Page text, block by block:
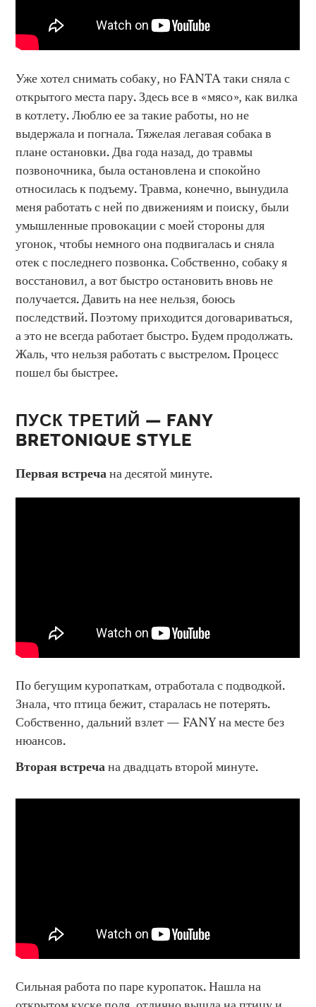
Уже хотел снимать собаку, но FANTA таки сняла с
открытого места пару. Здесь все в «мясо», как вилка
в котлету. Люблю ее за такие работы, но не
выдержала и погнала. Тяжелая легавая собака в
плане остановки. Два года назад, до травмы
позвоночника, была остановлена и спокойно
относилась к подъему. Травма, конечно, вынудила
меня работать с ней по движениям и поиску, были
умышленные провокации с моей стороны для
угонок, чтобы немного она подвигалась и сняла
отек с последнего позвонка. Собственно, собаку я
восстановил, а вот быстро остановить вновь не
получается. Давить на нее нельзя, боюсь
последствий. Поэтому приходится договариваться,
а это не всегда работает быстро. Будем продолжать.
Жаль, что нельзя работать с выстрелом. Процесс
пошел бы быстрее.
ПУСК ТРЕТИЙ — FANY
BRETONIQUE STYLE
Первая встречана десятой минуте.
По бегущим куропаткам, отработала с подводкой.
Знала, что птица бежит, старалась не потерять.
Собственно, дальний взлет — FANY на месте без
нюансов.
Вторая встречана двадцать второй минуте.
Сильная работа по паре куропаток. Нашла на